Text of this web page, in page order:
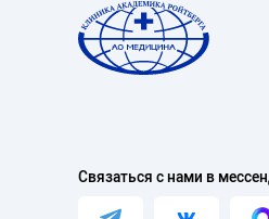
Связаться с нами в